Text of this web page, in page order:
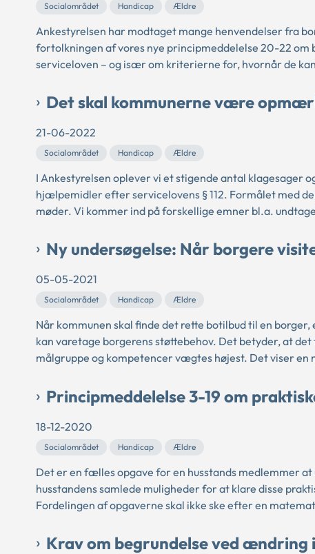
Socialområdet Handicap Ældre
Ankestyrelsen har modtaget mange henvendelser fra
fortolkningen af vores nye principmeddelelse 20-22
serviceloven – og især om kriterierne for, hvornår de
Det skal kommunerne være
21-06-2022
Socialområdet Handicap Ældre
I Ankestyrelsen oplever vi et stigende antal klagesager
hjælpemidler efter servicelovens § 112. Formålet med
møder. Vi kommer ind på forskellige emner bl.a.
Ny undersøgelse: Når borgere
05-05-2021
Socialområdet Handicap Ældre
Når kommunen skal finde det rette botilbud til en
kan varetage borgerens støttebehov. Det betyder, at
målgruppe og kompetencer vægtes højest. Det viser en
Principmeddelelse 3-19 om
18-12-2020
Socialområdet Handicap Ældre
Det er en fælles opgave for en husstands medlemmer
husstandens samlede muligheder for at klare disse
Fordelingen af opgaverne skal ikke ske efter en
Krav om begrundelse ved ændring